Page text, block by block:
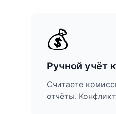
💰
Ручной учёт
Считаете
отчёты.